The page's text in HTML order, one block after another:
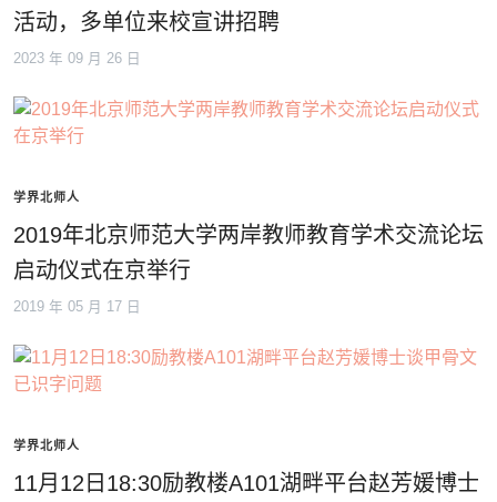
活动，多单位来校宣讲招聘
2023 年 09 月 26 日
学界北师人
2019年北京师范大学两岸教师教育学术交流论坛
启动仪式在京举行
2019 年 05 月 17 日
学界北师人
11月12日18:30励教楼A101湖畔平台赵芳媛博士